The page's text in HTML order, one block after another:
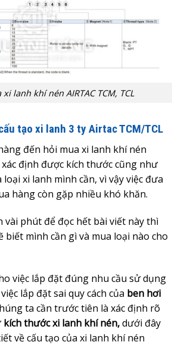
xi lanh khí nén AIRTAC TCM, TCL
tạo xi lanh 3 ty Airtac TCM/TCL
đến hỏi mua xi lanh khí nén
định được kích thước cũng như
loại xi lanh mình cần, vì vậy việc đưa
hàng còn gặp nhiều khó khăn.
vài phút để đọc hết bài viết này thì
biết mình cần gì và mua loại nào cho
việc lắp đặt đúng nhu cầu sử dụng
lắp đặt sai quy cách của ben hơi
ta cần trước tiên là xác định rõ
kích thước xi lanh khí nén,dưới đây
về cấu tạo của xi lanh khí nén